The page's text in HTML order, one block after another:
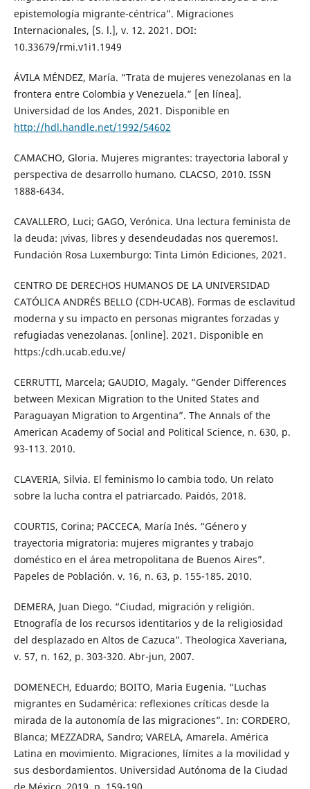
epistemología migrante-céntrica”. Migraciones
Internacionales, [S. l.], v. 12. 2021. DOI:
10.33679/rmi.v1i1.1949
ÁVILA MÉNDEZ, María. “Trata de mujeres venezolanas en la
frontera entre Colombia y Venezuela.” [en línea].
Universidad de los Andes, 2021. Disponible en
http://hdl.handle.net/1992/54602
CAMACHO, Gloria. Mujeres migrantes: trayectoria laboral y
perspectiva de desarrollo humano. CLACSO, 2010. ISSN
1888-6434.
CAVALLERO, Luci; GAGO, Verónica. Una lectura feminista de
la deuda: ¡vivas, libres y desendeudadas nos queremos!.
Fundación Rosa Luxemburgo: Tinta Limón Ediciones, 2021.
CENTRO DE DERECHOS HUMANOS DE LA UNIVERSIDAD
CATÓLICA ANDRÉS BELLO (CDH-UCAB). Formas de esclavitud
moderna y su impacto en personas migrantes forzadas y
refugiadas venezolanas. [online]. 2021. Disponible en
https:/cdh.ucab.edu.ve/
CERRUTTI, Marcela; GAUDIO, Magaly. “Gender Differences
between Mexican Migration to the United States and
Paraguayan Migration to Argentina”. The Annals of the
American Academy of Social and Political Science, n. 630, p.
93-113. 2010.
CLAVERIA, Silvia. El feminismo lo cambia todo. Un relato
sobre la lucha contra el patriarcado. Paidós, 2018.
COURTIS, Corina; PACCECA, María Inés. “Género y
trayectoria migratoria: mujeres migrantes y trabajo
doméstico en el área metropolitana de Buenos Aires”.
Papeles de Población. v. 16, n. 63, p. 155-185. 2010.
DEMERA, Juan Diego. “Ciudad, migración y religión.
Etnografía de los recursos identitarios y de la religiosidad
del desplazado en Altos de Cazuca”. Theologica Xaveriana,
v. 57, n. 162, p. 303-320. Abr-jun, 2007.
DOMENECH, Eduardo; BOITO, Maria Eugenia. “Luchas
migrantes en Sudamérica: reflexiones críticas desde la
mirada de la autonomía de las migraciones”. In: CORDERO,
Blanca; MEZZADRA, Sandro; VARELA, Amarela. América
Latina en movimiento. Migraciones, límites a la movilidad y
sus desbordamientos. Universidad Autónoma de la Ciudad